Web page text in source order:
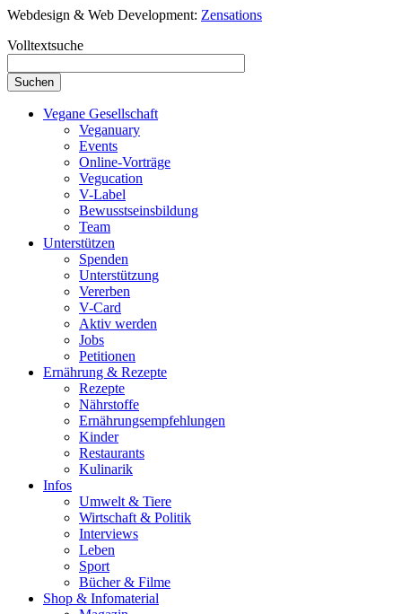
Webdesign & Web Development: Zensations
Volltextsuche
Vegane Gesellschaft
Veganuary
Events
Online-Vorträge
Vegucation
V-Label
Bewusstseinsbildung
Team
Unterstützen
Spenden
Unterstützung
Vererben
V-Card
Aktiv werden
Jobs
Petitionen
Ernährung & Rezepte
Rezepte
Nährstoffe
Ernährungsempfehlungen
Kinder
Restaurants
Kulinarik
Infos
Umwelt & Tiere
Wirtschaft & Politik
Interviews
Leben
Sport
Bücher & Filme
Shop & Infomaterial